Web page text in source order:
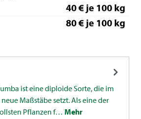
40 € je 100 kg
80 € je 100 kg
ist eine diploide Sorte, die im
Maßstäbe setzt. Als eine der
Pflanzen f… Mehr